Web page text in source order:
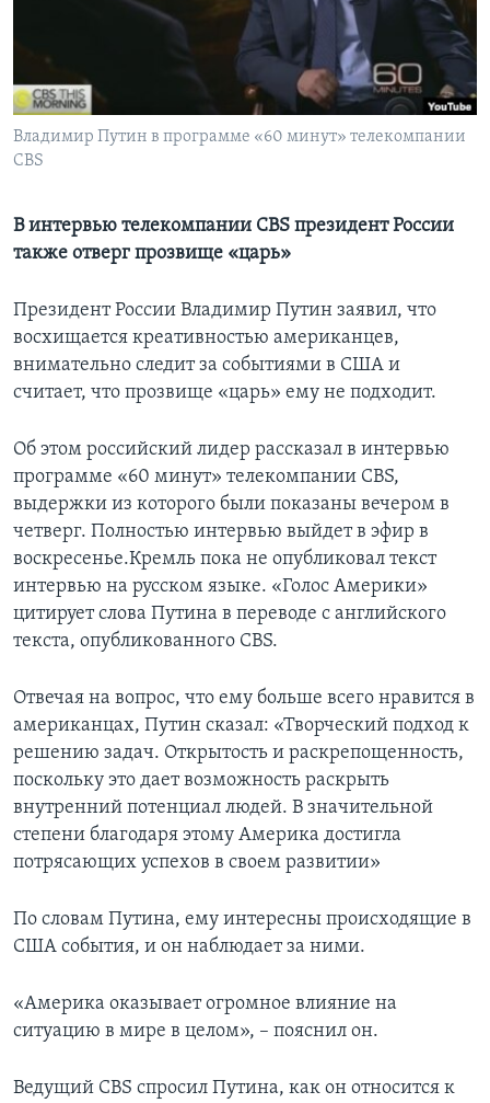
СОЦИАЛЬНЫЕ СЕТИ
Владимир Путин в программе «60 минут» телекомпании
CBS
В интервью телекомпании CBS президент России
также отверг прозвище «царь»
Президент России Владимир Путин заявил, что
восхищается креативностью американцев,
внимательно следит за событиями в США и
считает, что прозвище «царь» ему не подходит.
Об этом российский лидер рассказал в интервью
программе «60 минут» телекомпании CBS,
выдержки из которого были показаны вечером в
четверг. Полностью интервью выйдет в эфир в
воскресенье.Кремль пока не опубликовал текст
интервью на русском языке. «Голос Америки»
цитирует слова Путина в переводе с английского
текста, опубликованного CBS.
Отвечая на вопрос, что ему больше всего нравится в
американцах, Путин сказал: «Творческий подход к
решению задач. Открытость и раскрепощенность,
поскольку это дает возможность раскрыть
внутренний потенциал людей. В значительной
степени благодаря этому Америка достигла
потрясающих успехов в своем развитии»
По словам Путина, ему интересны происходящие в
США события, и он наблюдает за ними.
«Америка оказывает огромное влияние на
ситуацию в мире в целом», – пояснил он.
Ведущий CBS спросил Путина, как он относится к